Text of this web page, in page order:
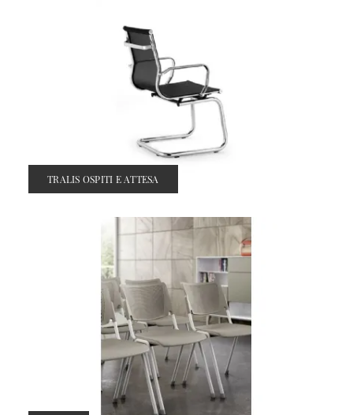
TRALIS OSPITI E ATTESA